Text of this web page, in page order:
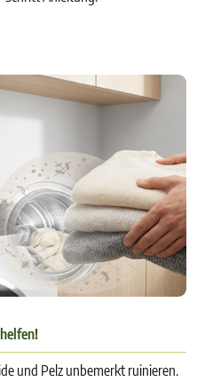
und Pelz unbemerkt ruinieren.